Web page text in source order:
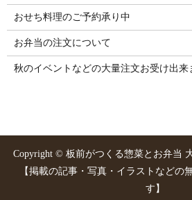
おせち料理のご予約承り中
お弁当の注文について
秋のイベントなどの大量注文お受け出来
Copyright © 板前がつくる惣菜とお弁当
【掲載の記事・写真・イラストなどの
す】